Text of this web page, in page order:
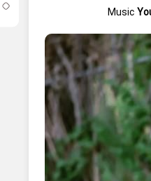
Music